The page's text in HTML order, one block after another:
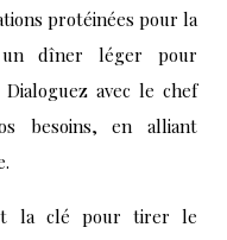
protéinées pour la
un dîner léger pour
avec le chef
besoins, en alliant
la clé pour tirer le